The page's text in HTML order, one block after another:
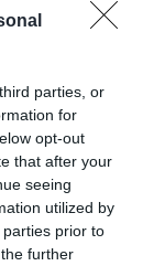
parties, or
for
opt-out
that after your
seeing
utilized by
prior to
further
és
Pinterest